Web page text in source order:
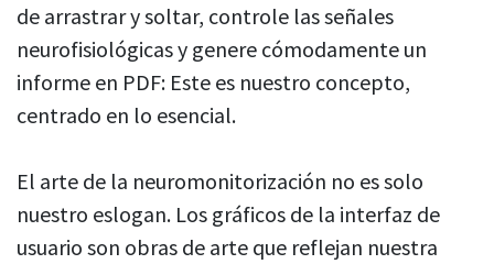
de arrastrar y soltar, controle las señales
neurofisiológicas y genere cómodamente un
informe en PDF: Este es nuestro concepto,
centrado en lo esencial.
El arte de la neuromonitorización no es solo
nuestro eslogan. Los gráficos de la interfaz de
usuario son obras de arte que reflejan nuestra